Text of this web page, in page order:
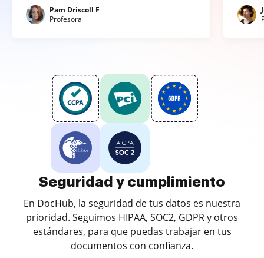
Pam Driscoll F
Profesora
Seguridad y cumplimiento
En DocHub, la seguridad de tus datos es nuestra
prioridad. Seguimos HIPAA, SOC2, GDPR y otros
estándares, para que puedas trabajar en tus
documentos con confianza.